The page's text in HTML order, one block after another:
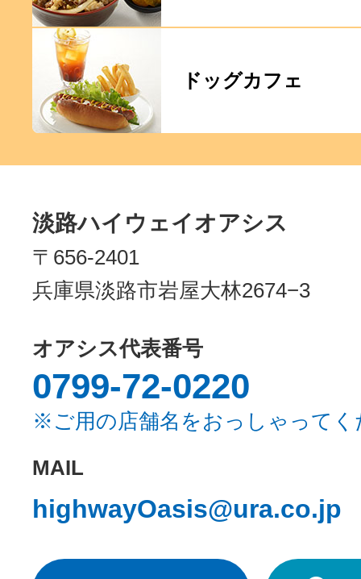
ドッグカフェ
淡路ハイウェイオアシス
〒656-2401
兵庫県淡路市岩屋大林2674−3
オアシス代表番号
0799-72-0220
※ご用の店舗名をおっしゃってく
MAIL
highwayOasis@ura.co.jp